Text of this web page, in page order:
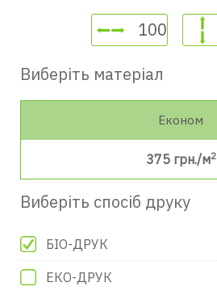
Виберіть матеріал
Економ
375 грн./м2
Виберіть спосіб друку
БІО-ДРУК
ЕКО-ДРУК